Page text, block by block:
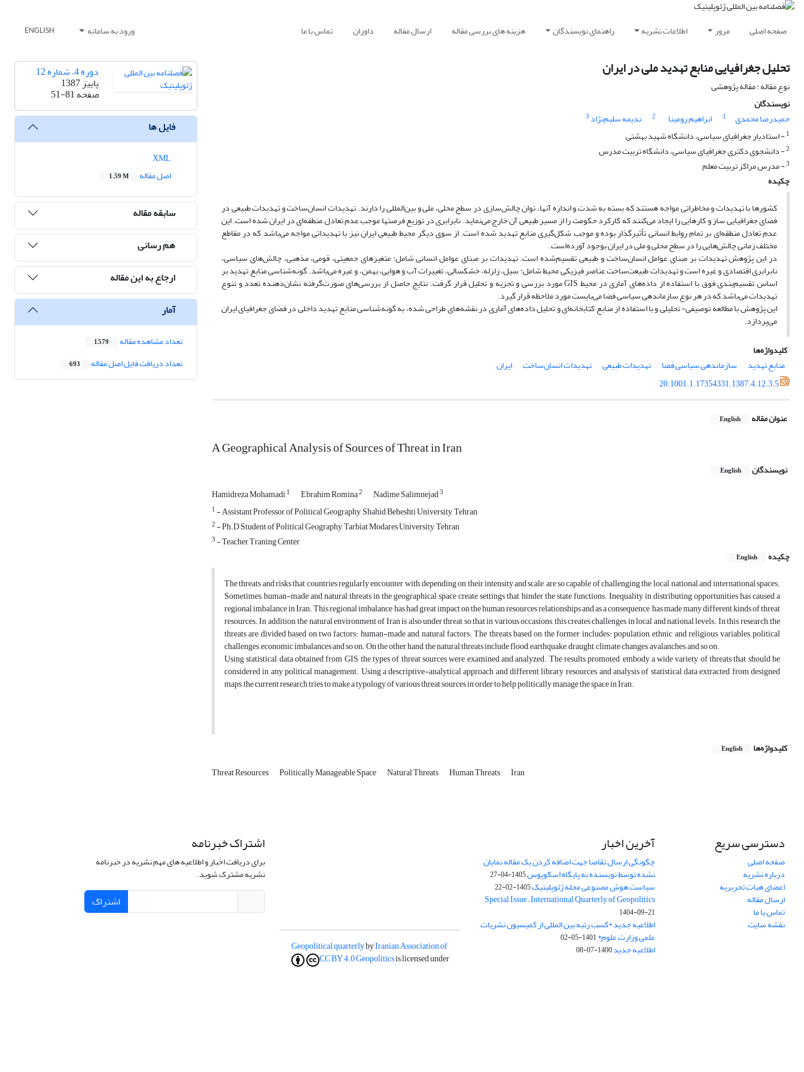
صفحه اصلی مرور اطلاعات نشریه راهنمای نویسندگان هزینه های بررسی مقاله ارسال مقاله داوران تماس با ما ورود به سامانه ENGLISH
تحلیل جغرافیایی منابع تهدید ملی در ایران
نوع مقاله : مقاله پژوهشی
نویسندگان
حمیدرضا محمدی
1 ابراهیم رومینا 2 ندیمه سلیم‌نژاد 3
1- استادیار جغرافیای سیاسی، دانشگاه شهید بهشتی
2- دانشجوی دکتری جغرافیای سیاسی، دانشگاه تربیت مدرس
3- مدرس مراکز تربیت معلم
چکیده
کشورها با تهدیدات و مخاطراتی مواجه هستند که بسته به شدت و اندازه آنها، توان چالش‌سازی در سطح محلی، ملی و بین‌المللی را دارند. تهدیدات انسان‌ساخت و تهدیدات طبیعی در
فضای جغرافیایی ساز و کارهایی را ایجاد می‌کنند که کارکرد حکومت را از مسیر طبیعی آن خارج می‌نماید. نابرابری در توزیع فرصتها موجب عدم تعادل منطقه‌ای در ایران شده است. این
عدم تعادل منطقه‌ای بر تمام روابط انسانی تأثیرگذار بوده و موجب شکل‌گیری منابع تهدید شده است. از سوی دیگر محیط طبیعی ایران نیز با تهدیداتی مواجه می‌باشد که در مقاطع
مختلف زمانی چالش‌هایی را در سطح محلی و ملی در ایران بوجود آورده‌است.
در این پژوهش تهدیدات بر مبنای عوامل انسان‌ساخت و طبیعی تقسیم‌شده است. تهدیدات بر مبنای عوامل انسانی شامل: متغیرهای جمعیتی، قومی، مذهبی، چالش‌‌‌های سیاسی،
نابرابری اقتصادی و غیره است و تهدیدات طبیعت‌ساخت عناصر فیزیکی محیط شامل: سیل، زلزله، خشکسالی، تغییرات آب و هوایی، بهمن، و غیره می‌باشد. گونه‌شناسی منابع تهدید بر
اساس تقسیم‌بندی فوق با استفاده از داده‌های آماری در محیط GIS مورد بررسی و تجزیه و تحلیل قرار گرفت. نتایج حاصل از بررسی‌های صورت‌گرفته نشان‌دهنده تعدد و تنوع
تهدیدات می‌باشد که در هر نوع سازماندهی سیاسی فضا می‌بایست مورد ملاحظه قرار گیرد.
این پژوهش با مطالعه توصیفی- تحلیلی و با استفاده از منابع کتابخانه‌ای و تحلیل داده‌های آماری در نقشه‌های طراحی شده، به گونه‌شناسی منابع تهدید داخلی در فضای جغرافیای ایران
می‌پردازد.
کلیدواژه‌ها
منابع تهدید
سازماندهی سیاسی فضا تهدیدات طبیعی تهدیدات انسان‌ساخت
ایران
20.1001.1.17354331.1387.4.12.3.5
عنوان مقاله English
A Geographical Analysis of Sources of Threat in Iran
نویسندگان English
Hamidreza Mohamadi1 Ebrahim Romina2 Nadime Salimnejad3
1 - Assistant Professor of Political Geography, Shahid Beheshti University, Tehran
2 - Ph.D Student of Political Geography, Tarbiat Modares University, Tehran
3 - Teacher Traning Center
چکیده
English
The threats and risks that countries regularly encounter with, depending on their intensity and scale, are so capable of challenging the local, national and international spaces.
Sometimes, human-made and natural threats in the geographical space create settings that hinder the state functions. Inequality in distributing opportunities has caused a
regional imbalance in Iran. This regional imbalance has had great impact on the human resources relationships and as a consequence, has made many different kinds of threat
resources. In addition, the natural environment of Iran is also under threat so that in various occasions, this creates challenges in local and national levels. In this research, the
threats are divided based on two factors: human-made and natural factors. The threats based on the former includes: population, ethnic and religious variables, political
challenges, economic imbalances and so on. On the other hand, the natural threats include flood, earthquake, draught, climate changes, avalanches, and so on.
Using statistical data obtained from GIS, the types of threat sources were examined and analyzed. The results promoted, embody a wide variety of threats that should be
considered in any political management. Using a descriptive-analytical approach and different library resources, and analysis of statistical data extracted from designed
maps, the current research tries to make a typology of various threat sources in order to help politically manage the space in Iran.
کلیدواژه‌ها English
Threat Resources Politically Manageable Space Natural Threats Human Threats Iran
دوره 4، شماره 12
پاییز 1387
صفحه51-81
فایل ها
اصل مقاله
1.59 M
سابقه مقاله
هم رسانی
ارجاع به این مقاله
آمار
تعداد مشاهده مقاله 1,579
تعداد دریافت فایل اصل مقاله 693
دسترسی سریع
صفحه اصلی
درباره نشریه
اعضای هیات تحریریه
ارسال مقاله
تماس با ما
نقشه سایت
آخرین اخبار
چگونگی ارسال تقاضا جهت اضافه کردن یک مقاله نمایان
نشده توسط نویسنده به پایگاه اسکوپوس1405-04-27
سیاست هوش مصنوعی مجله ژئوپلیتیک1405-02-22
Special Issue – International Quarterly of Geopolitics
1404-09-21
اطلاعیه جدید *کسب رتبه بین المللی از کمیسیون نشریات
علمی وزارت علوم*1401-05-02
اطلاعیه جدید1400-07-08
Geopolitical quarterlybyIranian Association of
Geopoliticsis licensed under
CC BY 4.0
اشتراک خبرنامه
برای دریافت اخبار و اطلاعیه های مهم نشریه در خبرنامه
نشریه مشترک شوید.
اشتراک